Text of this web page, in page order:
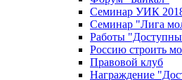
Семинар УИК
Семинар "Лига
Работы
Россию строить
Правовой клуб
Награждение